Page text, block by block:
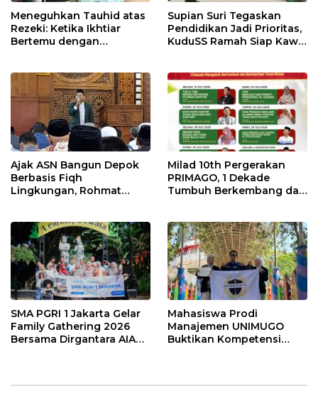
Meneguhkan Tauhid atas
Rezeki: Ketika Ikhtiar
Bertemu dengan
Supian Suri Tegaskan
Pendidikan Jadi Prioritas,
KuduSS Ramah Siap Kawal
Ajak ASN Bangun Depok
Berbasis Fiqh
Lingkungan, Rohmat
hingga SMP
Milad 10th Pergerakan
PRIMAGO, 1 Dekade
Tumbuh Berkembang dan
SMA PGRI 1 Jakarta Gelar
Family Gathering 2026
Bersama Dirgantara AIA
Mahasiswa Prodi
Manajemen UNIMUGO
Buktikan Kompetensi